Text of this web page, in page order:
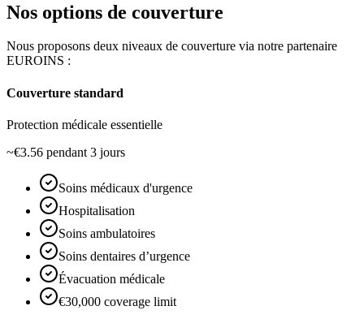
Nos options de couverture
Nous proposons deux niveaux de couverture via notre partenaire
EUROINS :
Couverture standard
Protection médicale essentielle
~€3.56 pendant 3 jours
Soins médicaux d'urgence
Hospitalisation
Soins ambulatoires
Soins dentaires d’urgence
Évacuation médicale
€30,000 coverage limit